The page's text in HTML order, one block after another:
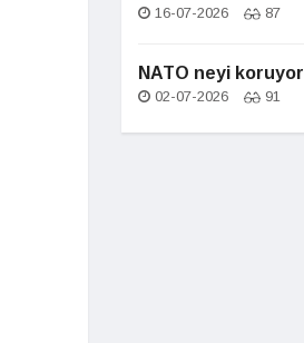
16-07-2026 87
NATO neyi koruyor
02-07-2026 91